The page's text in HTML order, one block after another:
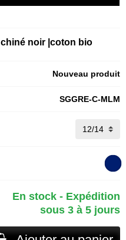
noir |coton bio
Nouveau produit
SGGRE-C-MLM
En stock - Expédition
sous 3 à 5 jours